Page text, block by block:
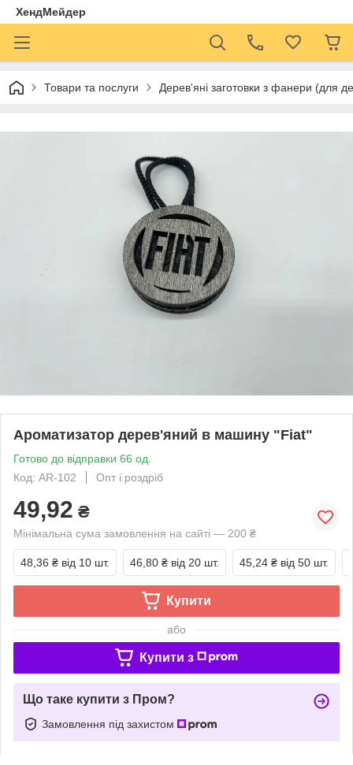
ХендМейдер
Товари та послуги Дерев'яні заготовки з фанери (для
Ароматизатор дерев'яний в машину "Fiat"
Готово до відправки 66 од.
Код: AR-102
Опт і роздріб
49,92 ₴
Мінімальна сума замовлення на сайті — 200 ₴
48,36 ₴ від 10 шт. 46,80 ₴ від 20 шт. 45,24 ₴ від 50 шт.
Купити
або
Купити з
Що таке купити з Пром?
Замовлення під захистом